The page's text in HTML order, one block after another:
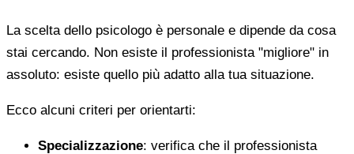
La scelta dello psicologo è personale e dipende da cosa
stai cercando. Non esiste il professionista "migliore" in
assoluto: esiste quello più adatto alla tua situazione.
Ecco alcuni criteri per orientarti:
Specializzazione: verifica che il professionista